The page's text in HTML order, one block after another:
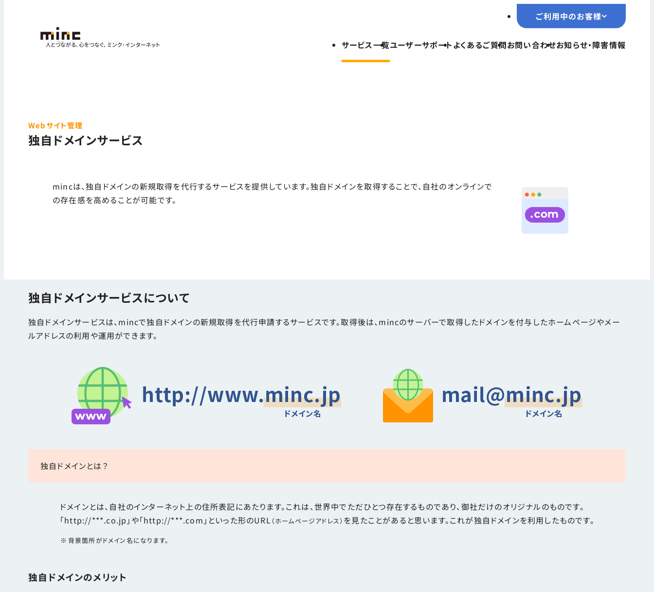
サービス一覧ユーザーサポートよくあるご質問お問い合わせお知らせ・障害情報
ご利用中のお客様
ご利用中のお客様
TOPページ
お知らせ・障害情報
Webサイト管理
独自ドメインサービス
mincは、独自ドメインの新規取得を代行するサービスを提供しています。独自ドメインを取得することで、自社のオンラインで
の存在感を高めることが可能です。
独自ドメインサービスについて
独自ドメインサービスは、mincで独自ドメインの新規取得を代行申請するサービスです。取得後は、mincのサーバーで取得したドメインを付与したホームページやメー
ルアドレスの利用や運用ができます。
独自ドメインとは？
ドメインとは、自社のインターネット上の住所表記にあたります。これは、世界中でただひとつ存在するものであり、御社だけのオリジナルのものです。
「http://***.co.jp」や「http://***.com」といった形のURL （ホームページアドレス） を見たことがあると思います。これが独自ドメインを利用したものです。
背景箇所がドメイン名になります。
独自ドメインのメリット